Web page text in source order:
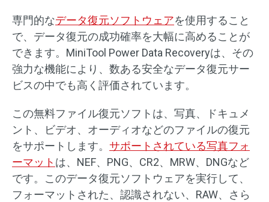
専門的なデータ復元ソフトウェアを使用すること
で、データ復元の成功確率を大幅に高めることが
できます。MiniTool Power Data Recoveryは、その
強力な機能により、数ある安全なデータ復元サー
ビスの中でも高く評価されています。
この無料ファイル復元ソフトは、写真、ドキュメ
ント、ビデオ、オーディオなどのファイルの復元
をサポートします。 サポートされている写真フォ
ーマット は、NEF、PNG、CR2、MRW、DNGなど
です。このデータ復元ソフトウェアを実行して、
フォーマットされた、認識されない、RAW、さら